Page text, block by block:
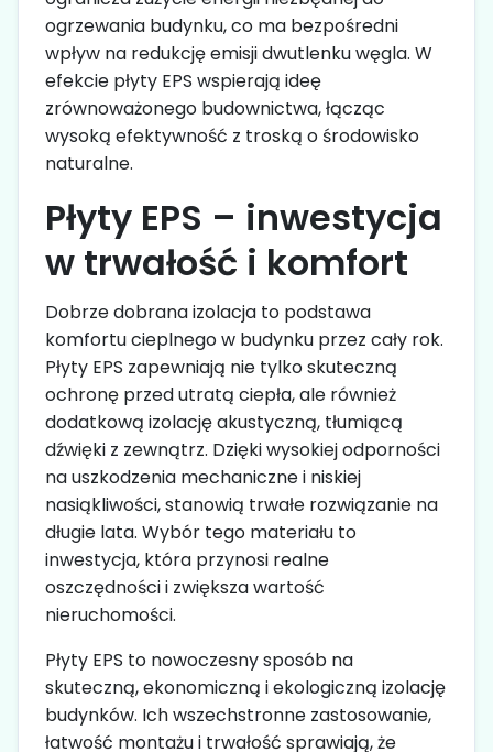
ogrzewania budynku, co ma bezpośredni
wpływ na redukcję emisji dwutlenku węgla. W
efekcie płyty EPS wspierają ideę
zrównoważonego budownictwa, łącząc
wysoką efektywność z troską o środowisko
naturalne.
Płyty EPS – inwestycja
w trwałość i komfort
Dobrze dobrana izolacja to podstawa
komfortu cieplnego w budynku przez cały rok.
Płyty EPS zapewniają nie tylko skuteczną
ochronę przed utratą ciepła, ale również
dodatkową izolację akustyczną, tłumiącą
dźwięki z zewnątrz. Dzięki wysokiej odporności
na uszkodzenia mechaniczne i niskiej
nasiąkliwości, stanowią trwałe rozwiązanie na
długie lata. Wybór tego materiału to
inwestycja, która przynosi realne
oszczędności i zwiększa wartość
nieruchomości.
Płyty EPS to nowoczesny sposób na
skuteczną, ekonomiczną i ekologiczną izolację
budynków. Ich wszechstronne zastosowanie,
łatwość montażu i trwałość sprawiają, że